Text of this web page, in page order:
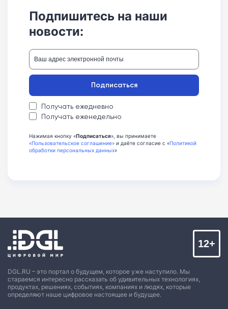
Подпишитесь на наши
новости:
Получать ежедневно
Получать еженедельно
Подписаться
Нажимая кнопку «Подписаться», вы принимаете
«Пользовательское соглашение» и даёте согласие с «Политикой
обработки персональных данных»
DGL.RU – это портал о будущем, которое уже наступило. Мы
стараемся интересно рассказать об удивительных технологиях,
продуктах, решениях, событиях, компаниях и людях, которые
определяют наше цифровое настоящее и будущее.
12+